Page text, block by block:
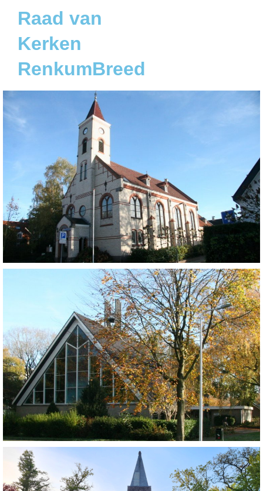
Raad van
Kerken
RenkumBreed